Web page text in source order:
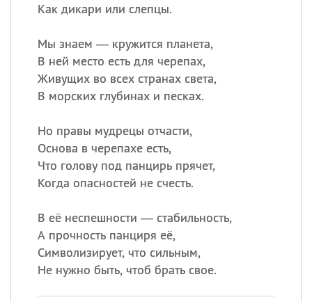
Как дикари или слепцы.
Мы знаем — кружится планета,
В ней место есть для черепах,
Живущих во всех странах света,
В морских глубинах и песках.
Но правы мудрецы отчасти,
Основа в черепахе есть,
Что голову под панцирь прячет,
Когда опасностей не счесть.
В её неспешности — стабильность,
А прочность панциря её,
Символизирует, что сильным,
Не нужно быть, чтоб брать свое.